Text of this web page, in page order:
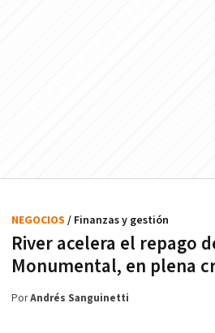
River acelera el repago
Monumental, en plena
NEGOCIOS / Finanzas y gestión
PorAndrés Sanguinetti